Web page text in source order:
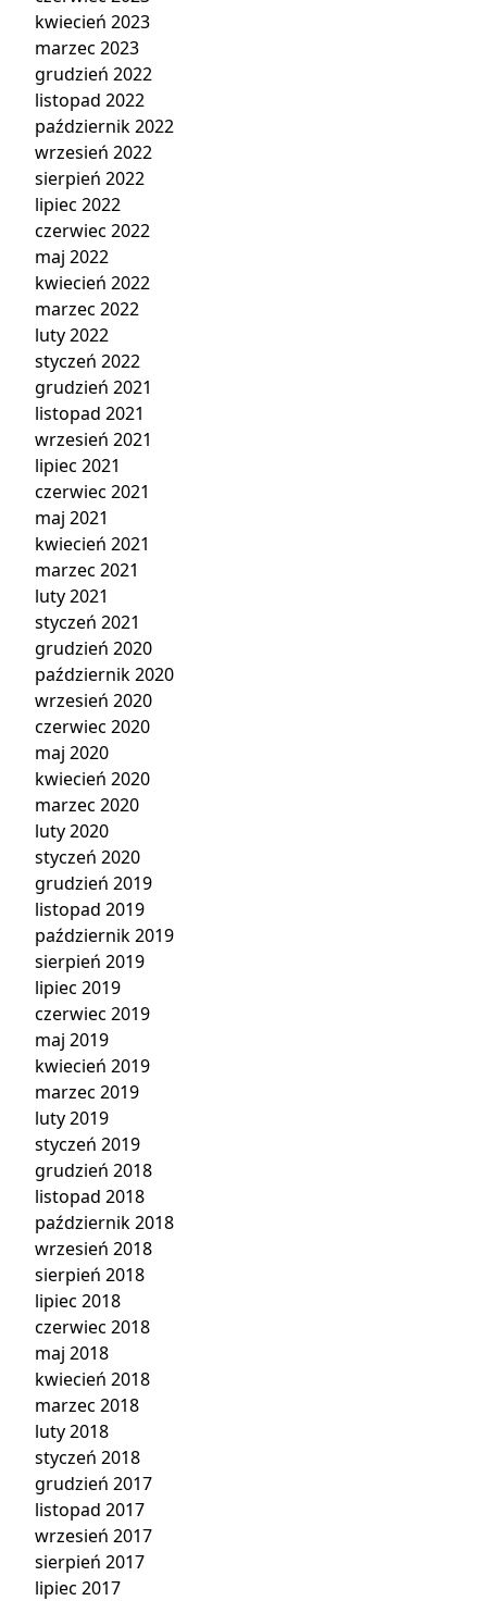
kwiecień 2023
marzec 2023
grudzień 2022
listopad 2022
październik 2022
wrzesień 2022
sierpień 2022
lipiec 2022
czerwiec 2022
maj 2022
kwiecień 2022
marzec 2022
luty 2022
styczeń 2022
grudzień 2021
listopad 2021
wrzesień 2021
lipiec 2021
czerwiec 2021
maj 2021
kwiecień 2021
marzec 2021
luty 2021
styczeń 2021
grudzień 2020
październik 2020
wrzesień 2020
czerwiec 2020
maj 2020
kwiecień 2020
marzec 2020
luty 2020
styczeń 2020
grudzień 2019
listopad 2019
październik 2019
sierpień 2019
lipiec 2019
czerwiec 2019
maj 2019
kwiecień 2019
marzec 2019
luty 2019
styczeń 2019
grudzień 2018
listopad 2018
październik 2018
wrzesień 2018
sierpień 2018
lipiec 2018
czerwiec 2018
maj 2018
kwiecień 2018
marzec 2018
luty 2018
styczeń 2018
grudzień 2017
listopad 2017
wrzesień 2017
sierpień 2017
lipiec 2017